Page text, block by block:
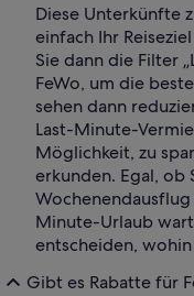
Diese Unterkünfte
einfach Ihr
Sie dann die Filter
FeWo, um die
sehen dann
Last-Minute-
Möglichkeit, zu
erkunden. Egal, ob
Minute-Urlaub
entscheiden, wohin
Gibt es Rabatte für